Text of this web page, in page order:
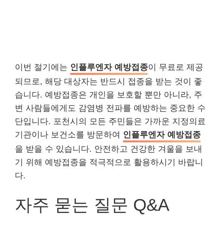
이번 절기에는 인플루엔자 예방접종이 무료로 제공
되므로, 해당 대상자는 반드시 접종을 받는 것이 좋
습니다. 예방접종은 개인을 보호할 뿐만 아니라, 주
변 사람들에게도 감염병 전파를 예방하는 중요한 수
단입니다. 포천시의 모든 주민들은 가까운 지정의료
기관이나 보건소를 방문하여 인플루엔자 예방접종
을 받을 수 있습니다. 안전하고 건강한 겨울을 보내
기 위해 예방접종을 적극적으로 활용하시기 바랍니
다.
자주 묻는 질문 Q&A